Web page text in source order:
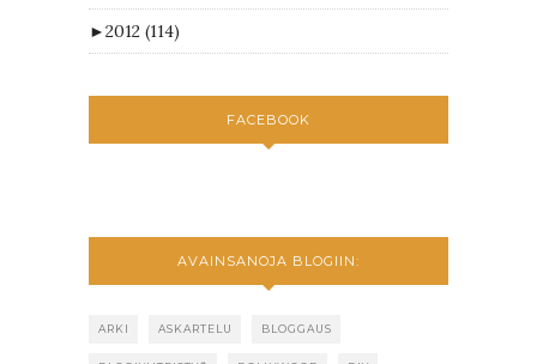
►2012 (114)
FACEBOOK
AVAINSANOJA BLOGIIN:
ARKI ASKARTELU BLOGGAUS